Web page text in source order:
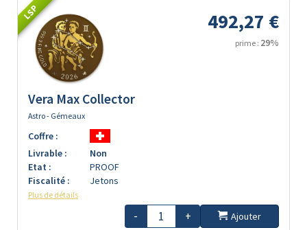
LSP 492,27 €
prime : 29%
Vera Max Collector
Astro - Gémeaux
Coffre :
Livrable :
Non
Etat :
PROOF
Fiscalité :
Jetons
Plus de détails
- + Ajouter